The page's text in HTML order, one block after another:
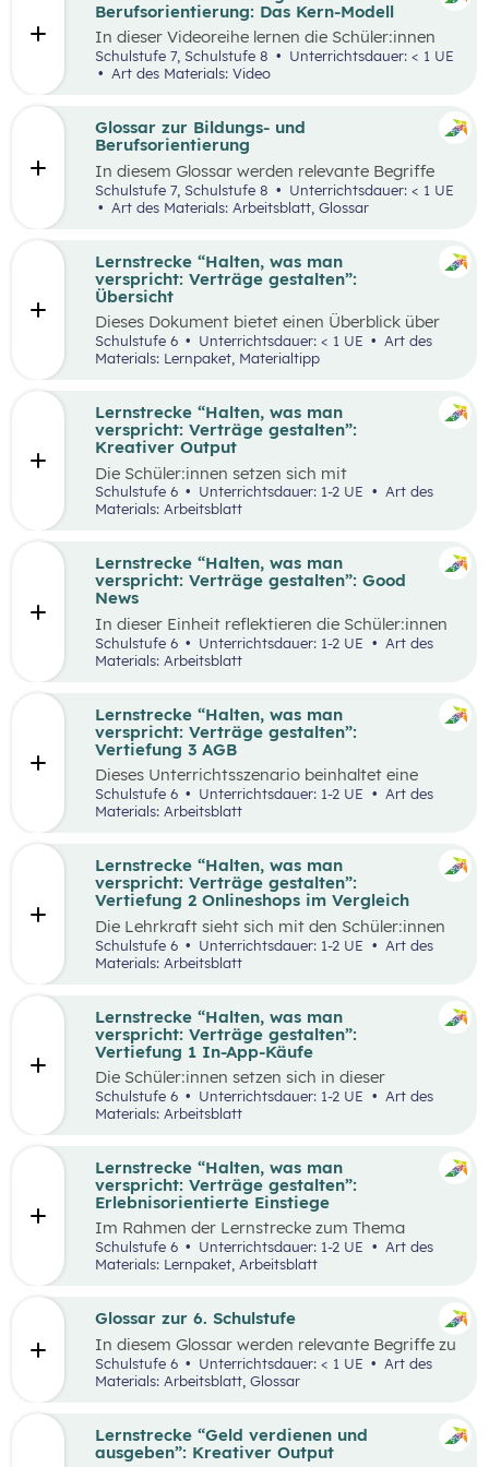
ihren Lernprozess zu übernehmen.
Berufsorientierung: Das Kern-Modell
In dieser Videoreihe lernen die Schüler:innen
wie sie selbstbewusst auftreten, authentisch
wirken und gleichzeitig Menschen von sich
Schulstufe 7, Schulstufe 8
Unterrichtsdauer: < 1 UE
Art des Materials: Video
Glossar zur Bildungs- und
Berufsorientierung
In diesem Glossar werden relevante Begriffe
zum Thema „Bildungs- und Berufsorientierung“
erklärt. Zusätzlich gibt es Arbeitsblätter zu
Schulstufe 7, Schulstufe 8
Unterrichtsdauer: < 1 UE
Art des Materials: Arbeitsblatt, Glossar
Lernstrecke “Halten, was man
verspricht: Verträge gestalten”:
Übersicht
Dieses Dokument bietet einen Überblick über
alle Materialien, die für die Lerntrecke “Halten,
was man verspricht – Verträge gestalten” für
Schulstufe 6 Unterrichtsdauer: < 1 UE
Materials: Lernpaket, Materialtipp
Lernstrecke “Halten, was man
verspricht: Verträge gestalten”:
Kreativer Output
Die Schüler:innen setzen sich mit
selbstgewählten Aspekten der
Vertragsgestaltung auseinander und drehen
Schulstufe 6 Unterrichtsdauer: 1-2 UE
Art des
Materials: Arbeitsblatt
Lernstrecke “Halten, was man
verspricht: Verträge gestalten”: Good
News
In dieser Einheit reflektieren die Schüler:innen
die Inhalte der Lernstrecke “Halten, was man
verspricht – Verträge gestalten”.
Schulstufe 6 Unterrichtsdauer: 1-2 UE
Materials: Arbeitsblatt
Lernstrecke “Halten, was man
verspricht: Verträge gestalten”:
Vertiefung 3 AGB
Dieses Unterrichtsszenario beinhaltet eine
Gruppenarbeit, bei der sich die Schüler:innen
mit Ausschnitten aus den AGBs von Zalando
Schulstufe 6 Unterrichtsdauer: 1-2 UE
Art des
Materials: Arbeitsblatt
Lernstrecke “Halten, was man
verspricht: Verträge gestalten”:
Vertiefung 2 Onlineshops im Vergleich
Die Lehrkraft sieht sich mit den Schüler:innen
zum Einstieg einen Onlineshop eines bekannten
Online-Händlers an.
Schulstufe 6 Unterrichtsdauer: 1-2 UE
Materials: Arbeitsblatt
Lernstrecke “Halten, was man
verspricht: Verträge gestalten”:
Vertiefung 1 In-App-Käufe
Die Schüler:innen setzen sich in dieser
Alltagschallenge mit dem eigenen digitalen
Konsumverhalten auseinander.
Schulstufe 6 Unterrichtsdauer: 1-2 UE
Materials: Arbeitsblatt
Lernstrecke “Halten, was man
verspricht: Verträge gestalten”:
Erlebnisorientierte Einstiege
Im Rahmen der Lernstrecke zum Thema
“Halten, was man verspricht – Verträge
gestalten”, werden drei mögliche Einstiegsideen
Schulstufe 6 Unterrichtsdauer: 1-2 UE
Art des
Materials: Lernpaket, Arbeitsblatt
Glossar zur 6. Schulstufe
In diesem Glossar werden relevante Begriffe zu
den Lehrplanpunkten “Energie und Ressourcen”
sowie “Produktion und Konsum” erklärt.
Zusätzlich gibt es Arbeitsblätter zu
Schulstufe 6 Unterrichtsdauer: < 1 UE
Materials: Arbeitsblatt, Glossar
Lernstrecke “Geld verdienen und
ausgeben”: Kreativer Output